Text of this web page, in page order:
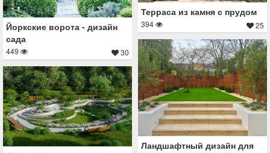
Йоркские ворота - дизайн
сада
449 30
Терраса из камня с прудом
394 25
Ландшафтный дизайн для